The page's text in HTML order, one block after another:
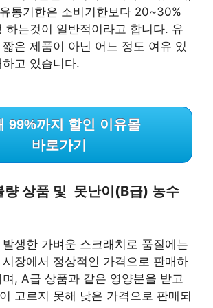
통기한은 소비기한보다 20~30%
하는것이 일반적이라고 합니다. 유
은 제품이 아닌 어느 정도 여유 있
고 있습니다.
99%까지 할인 이유몰
바로가기
량 상품 및 못난이(B급) 농수
생한 가벼운 스크래치로 품질에는
장에서 정상적인 가격으로 판매하
, A급 상품과 같은 영양분을 받고
고르지 못해 낮은 가격으로 판매되